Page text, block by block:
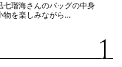
七瑠海さんのバッグの中身
物を楽しみながら…